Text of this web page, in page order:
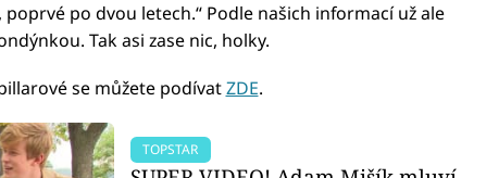
poprvé po dvou letech.“ Podle našich informací už ale
Tak asi zase nic, holky.
se můžete podívatZDE.
TOPSTAR